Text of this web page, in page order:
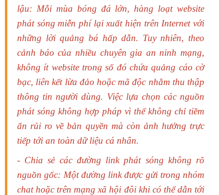
lậu: Mỗi mùa bóng đá lớn, hàng loạt website
phát sóng miễn phí lại xuất hiện trên Internet với
những lời quảng bá hấp dẫn. Tuy nhiên, theo
cảnh báo của nhiều chuyên gia an ninh mạng,
không ít website trong số đó chứa quảng cáo cờ
bạc, liên kết lừa đảo hoặc mã độc nhằm thu thập
thông tin người dùng. Việc lựa chọn các nguồn
phát sóng không hợp pháp vì thế không chỉ tiềm
ẩn rủi ro về bản quyền mà còn ảnh hưởng trực
tiếp tới an toàn dữ liệu cá nhân.
- Chia sẻ các đường link phát sóng không rõ
nguồn gốc: Một đường link được gửi trong nhóm
chat hoặc trên mạng xã hội đôi khi có thể dẫn tới